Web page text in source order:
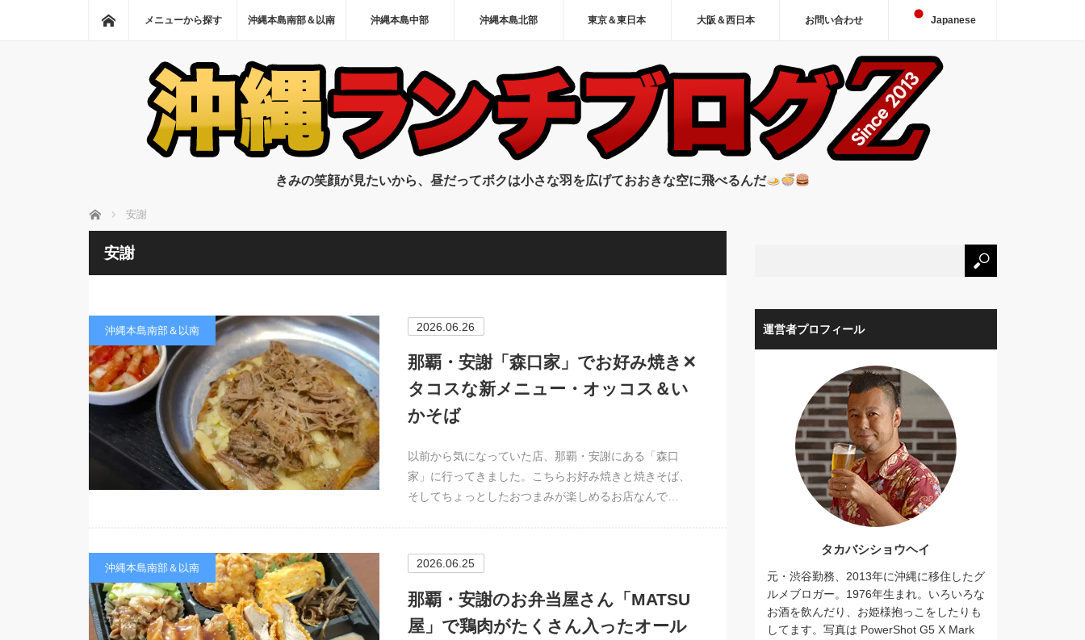
ホーム
メニューから探す 沖縄本島南部＆以南 沖縄本島中部 沖縄本島北部 東京＆東日本 大阪＆西日本 お問い合わせ Japanese
きみの笑顔が見たいから、昼だってボクは小さな羽を広げておおきな空に飛べるんだ
ホーム 安謝
安謝
沖縄本島南部＆以南 2026.06.26
那覇・安謝「森口家」でお好み焼き✕
タコスな新メニュー・オッコス＆い
かそば
以前から気になっていた店、那覇・安謝にある「森口
家」に行ってきました。こちらお好み焼きと焼きそば、
そしてちょっとしたおつまみが楽しめるお店なんで…
沖縄本島南部＆以南 2026.06.25
那覇・安謝のお弁当屋さん「MATSU
屋」で鶏肉がたくさん入ったオール
運営者プロフィール
タカバシショウヘイ
元・渋谷勤務、2013年に沖縄に移住したグ
ルメブロガー。1976年生まれ。いろいろな
お酒を飲んだり、お姫様抱っこをしたりも
してます。写真は PowerShot G5 X Mark